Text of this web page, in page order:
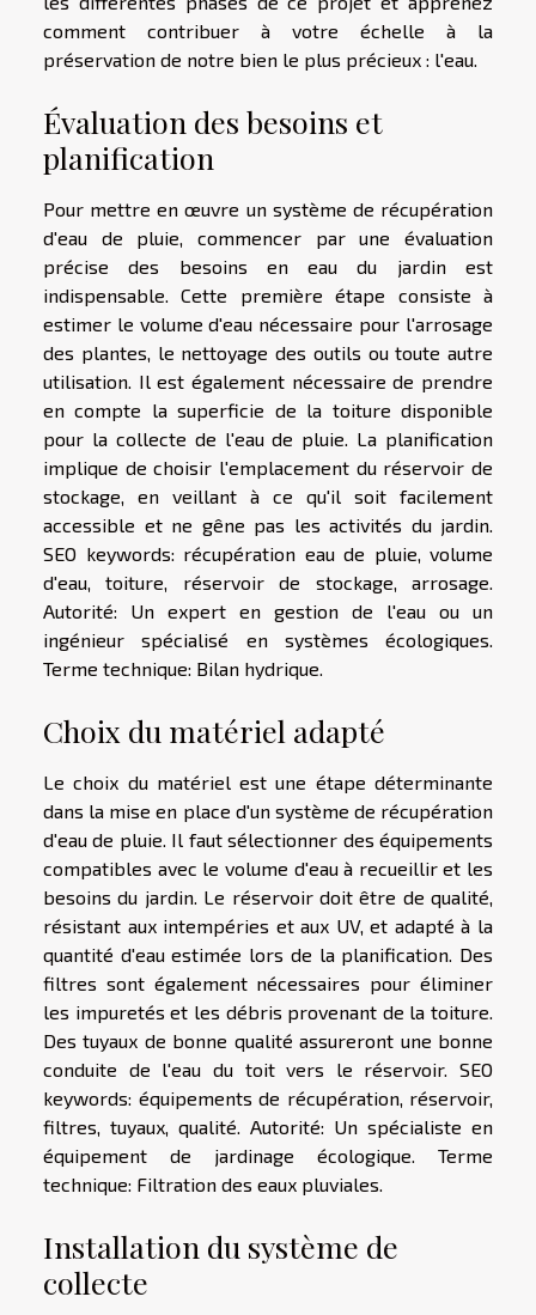
comment contribuer à votre échelle à la
préservation de notre bien le plus précieux : l'eau.
Évaluation des besoins et
planification
Pour mettre en œuvre un système de récupération
d'eau de pluie, commencer par une évaluation
précise des besoins en eau du jardin est
indispensable. Cette première étape consiste à
estimer le volume d'eau nécessaire pour l'arrosage
des plantes, le nettoyage des outils ou toute autre
utilisation. Il est également nécessaire de prendre
en compte la superficie de la toiture disponible
pour la collecte de l'eau de pluie. La planification
implique de choisir l'emplacement du réservoir de
stockage, en veillant à ce qu'il soit facilement
accessible et ne gêne pas les activités du jardin.
SEO keywords: récupération eau de pluie, volume
d'eau, toiture, réservoir de stockage, arrosage.
Autorité: Un expert en gestion de l'eau ou un
ingénieur spécialisé en systèmes écologiques.
Terme technique: Bilan hydrique.
Choix du matériel adapté
Le choix du matériel est une étape déterminante
dans la mise en place d'un système de récupération
d'eau de pluie. Il faut sélectionner des équipements
compatibles avec le volume d'eau à recueillir et les
besoins du jardin. Le réservoir doit être de qualité,
résistant aux intempéries et aux UV, et adapté à la
quantité d'eau estimée lors de la planification. Des
filtres sont également nécessaires pour éliminer
les impuretés et les débris provenant de la toiture.
Des tuyaux de bonne qualité assureront une bonne
conduite de l'eau du toit vers le réservoir. SEO
keywords: équipements de récupération, réservoir,
filtres, tuyaux, qualité. Autorité: Un spécialiste en
équipement de jardinage écologique. Terme
technique: Filtration des eaux pluviales.
Installation du système de
collecte